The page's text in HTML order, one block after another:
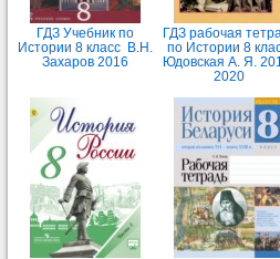
ГДЗ Учебник по
Истории 8 класс В.Н.
Захаров 2016
ГДЗ рабочая
по Истории 8
Юдовская А. Я.
2020